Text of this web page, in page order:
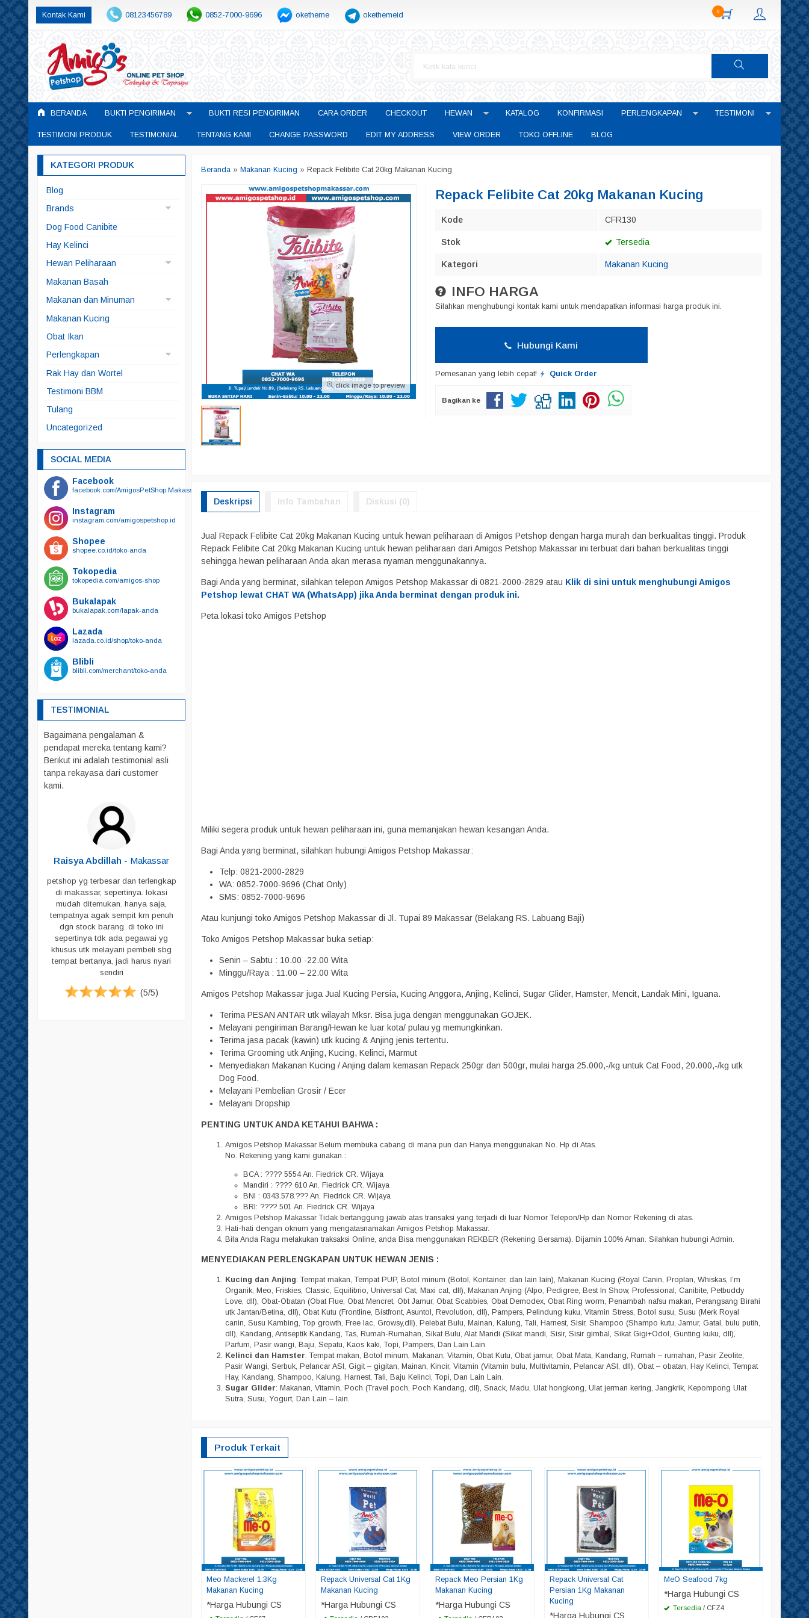
Kontak Kami 08123456789 0852-7000-9696 oketheme okethemeid 0
BERANDA BUKTI PENGIRIMAN BUKTI RESI PENGIRIMAN CARA ORDER CHECKOUT HEWAN KATALOG KONFIRMASI PERLENGKAPAN TESTIMONI
TESTIMONI PRODUK TESTIMONIAL TENTANG KAMI CHANGE PASSWORD EDIT MY ADDRESS VIEW ORDER TOKO OFFLINE BLOG
Beranda » Makanan Kucing » Repack Felibite Cat 20kg Makanan Kucing
click image to preview
Repack Felibite Cat 20kg Makanan Kucing
Kode CFR130
Stok Tersedia
Kategori Makanan Kucing
INFO HARGA
Silahkan menghubungi kontak kami untuk mendapatkan informasi harga produk ini.
Hubungi Kami
Pemesanan yang lebih cepat! Quick Order
Bagikan ke
Deskripsi Info Tambahan Diskusi (0)
Jual Repack Felibite Cat 20kg Makanan Kucing untuk hewan peliharaan di Amigos Petshop dengan harga murah dan berkualitas tinggi. Produk
Repack Felibite Cat 20kg Makanan Kucing untuk hewan peliharaan dari Amigos Petshop Makassar ini terbuat dari bahan berkualitas tinggi
sehingga hewan peliharaan Anda akan merasa nyaman menggunakannya.
Bagi Anda yang berminat, silahkan telepon Amigos Petshop Makassar di 0821-2000-2829 atau Klik di sini untuk menghubungi Amigos
Petshop lewat CHAT WA (WhatsApp) jika Anda berminat dengan produk ini.
Peta lokasi toko Amigos Petshop
Miliki segera produk untuk hewan peliharaan ini, guna memanjakan hewan kesangan Anda.
Bagi Anda yang berminat, silahkan hubungi Amigos Petshop Makassar:
Telp: 0821-2000-2829
WA: 0852-7000-9696 (Chat Only)
SMS: 0852-7000-9696
Atau kunjungi toko Amigos Petshop Makassar di Jl. Tupai 89 Makassar (Belakang RS. Labuang Baji)
Toko Amigos Petshop Makassar buka setiap:
Senin – Sabtu : 10.00 -22.00 Wita
Minggu/Raya : 11.00 – 22.00 Wita
Amigos Petshop Makassar juga Jual Kucing Persia, Kucing Anggora, Anjing, Kelinci, Sugar Glider, Hamster, Mencit, Landak Mini, Iguana.
Terima PESAN ANTAR utk wilayah Mksr. Bisa juga dengan menggunakan GOJEK.
Melayani pengiriman Barang/Hewan ke luar kota/ pulau yg memungkinkan.
Terima jasa pacak (kawin) utk kucing & Anjing jenis tertentu.
Terima Grooming utk Anjing, Kucing, Kelinci, Marmut
Menyediakan Makanan Kucing / Anjing dalam kemasan Repack 250gr dan 500gr, mulai harga 25.000,-/kg untuk Cat Food, 20.000,-/kg utk
Dog Food.
Melayani Pembelian Grosir / Ecer
Melayani Dropship
PENTING UNTUK ANDA KETAHUI BAHWA :
Amigos Petshop Makassar Belum membuka cabang di mana pun dan Hanya menggunakan No. Hp di Atas.
No. Rekening yang kami gunakan :
BCA : ???? 5554 An. Fiedrick CR. Wijaya
Mandiri : ???? 610 An. Fiedrick CR. Wijaya
BNI : 0343.578.??? An. Fiedrick CR. Wijaya
BRI: ???? 501 An. Fiedrick CR. Wijaya
Amigos Petshop Makassar Tidak bertanggung jawab atas transaksi yang terjadi di luar Nomor Telepon/Hp dan Nomor Rekening di atas.
Hati-hati dengan oknum yang mengatasnamakan Amigos Petshop Makassar.
Bila Anda Ragu melakukan traksaksi Online, anda Bisa menggunakan REKBER (Rekening Bersama). Dijamin 100% Aman. Silahkan hubungi Admin.
MENYEDIAKAN PERLENGKAPAN UNTUK HEWAN JENIS :
Kucing dan Anjing: Tempat makan, Tempat PUP, Botol minum (Botol, Kontainer, dan lain lain), Makanan Kucing (Royal Canin, Proplan, Whiskas, I’m
Organik, Meo, Friskies, Classic, Equilibrio, Universal Cat, Maxi cat, dll), Makanan Anjing (Alpo, Pedigree, Best In Show, Professional, Canibite, Petbuddy
Love, dll), Obat-Obatan (Obat Flue, Obat Mencret, Obt Jamur, Obat Scabbies, Obat Demodex, Obat Ring worm, Penambah nafsu makan, Perangsang Birahi
utk Jantan/Betina, dll), Obat Kutu (Frontline, Bistfront, Asuntol, Revolution, dll), Pampers, Pelindung kuku, Vitamin Stress, Botol susu, Susu (Merk Royal
canin, Susu Kambing, Top growth, Free lac, Growsy,dll), Pelebat Bulu, Mainan, Kalung, Tali, Harnest, Sisir, Shampoo (Shampo kutu, Jamur, Gatal, bulu putih,
dll), Kandang, Antiseptik Kandang, Tas, Rumah-Rumahan, Sikat Bulu, Alat Mandi (Sikat mandi, Sisir, Sisir gimbal, Sikat Gigi+Odol, Gunting kuku, dll),
Parfum, Pasir wangi, Baju, Sepatu, Kaos kaki, Topi, Pampers, Dan Lain Lain
Kelinci dan Hamster: Tempat makan, Botol minum, Makanan, Vitamin, Obat Kutu, Obat jamur, Obat Mata, Kandang, Rumah – rumahan, Pasir Zeolite,
Pasir Wangi, Serbuk, Pelancar ASI, Gigit – gigitan, Mainan, Kincir, Vitamin (Vitamin bulu, Multivitamin, Pelancar ASI, dll), Obat – obatan, Hay Kelinci, Tempat
Hay, Kandang, Shampoo, Kalung, Harnest, Tali, Baju Kelinci, Topi, Dan Lain Lain.
Sugar Glider: Makanan, Vitamin, Poch (Travel poch, Poch Kandang, dll), Snack, Madu, Ulat hongkong, Ulat jerman kering, Jangkrik, Kepompong Ulat
Sutra, Susu, Yogurt, Dan Lain – lain.
Produk Terkait
Meo Mackerel 1.3Kg
Makanan Kucing
*Harga Hubungi CS
Repack Universal Cat 1Kg
Makanan Kucing
*Harga Hubungi CS
Repack Meo Persian 1Kg
Makanan Kucing
*Harga Hubungi CS
Repack Universal Cat
Persian 1Kg Makanan
Kucing
*Harga Hubungi CS
MeO Seafood 7kg
*Harga Hubungi CS
Tersedia / CFZ4
KATEGORI PRODUK
Blog
Brands
Arqui Fresh
Doggyman
Pedigree
Dog Food Canibite
Hay Kelinci
Hewan Peliharaan
Anjing
Kucing
Makanan Basah
Makanan dan Minuman
Makanan Anjing
Makanan Ikan
Makanan Kelinci
Makanan Kura-kura
Snack
Makanan Kucing
Obat Ikan
Perlengkapan
Brangus
Kucing
Botol Minum
Botol Susu
Gunting
Kalung Tali Harnest
Kalung
Kandang
Mainan
Makanan
Friskies
whiskas
Pakaian
Parfum
Pelebat Bulu
Sendok PUP
Shampoo
Sikat Bulu
Sisir
Skop PUP
Tas & Cannel Box
Tempat Makan
Tempat PUP
Pampers
Rak Hay dan Wortel
Testimoni BBM
Tulang
Uncategorized
SOCIAL MEDIA
Facebook
facebook.com/AmigosPetShop.Makassar
Instagram
instagram.com/amigospetshop.id
Shopee
shopee.co.id/toko-anda
Tokopedia
tokopedia.com/amigos-shop
Bukalapak
bukalapak.com/lapak-anda
Lazada
lazada.co.id/shop/toko-anda
Blibli
blibli.com/merchant/toko-anda
TESTIMONIAL
Bagaimana pengalaman &
pendapat mereka tentang kami?
Berikut ini adalah testimonial asli
tanpa rekayasa dari customer
kami.
Raisya Abdillah - Makassar
petshop yg terbesar dan terlengkap
di makassar, sepertinya. lokasi
mudah ditemukan. hanya saja,
tempatnya agak sempit krn penuh
dgn stock barang. di toko ini
sepertinya tdk ada pegawai yg
khusus utk melayani pembeli sbg
tempat bertanya, jadi harus nyari
sendiri
(5/5)